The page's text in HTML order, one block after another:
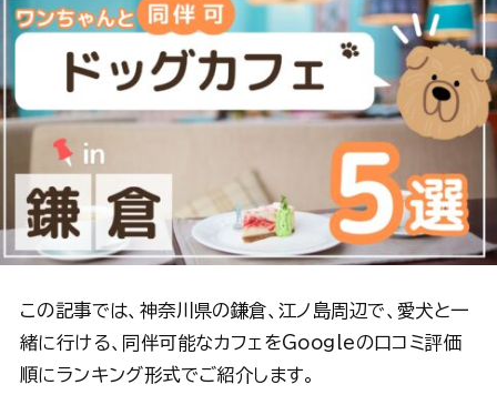
この記事では、神奈川県の鎌倉、江ノ島周辺で、愛犬と一
緒に行ける、同伴可能なカフェをGoogleの口コミ評価
順にランキング形式でご紹介します。